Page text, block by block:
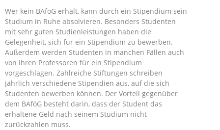
Wer kein BAföG erhält, kann durch ein Stipendium sein
Studium in Ruhe absolvieren. Besonders Studenten
mit sehr guten Studienleistungen haben die
Gelegenheit, sich für ein Stipendium zu bewerben.
Außerdem werden Studenten in manchen Fällen auch
von ihren Professoren für ein Stipendium
vorgeschlagen. Zahlreiche Stiftungen schreiben
jährlich verschiedene Stipendien aus, auf die sich
Studenten bewerben können. Der Vorteil gegenüber
dem BAföG besteht darin, dass der Student das
erhaltene Geld nach seinem Studium nicht
zurückzahlen muss.